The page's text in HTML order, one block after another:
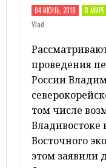
04 ИЮНЬ, 2018 В МИРЕ
Vlad
проведения
России
том числе
Владивостоке
Восточного
этом заявили